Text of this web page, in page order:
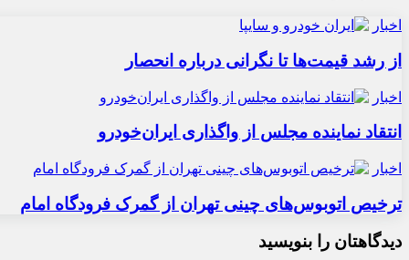
اخبار
از رشد قیمت‌ها تا نگرانی درباره انحصار
اخبار
انتقاد نماینده مجلس از واگذاری ایران‌خودرو
اخبار
ترخیص اتوبوس‌های چینی تهران از گمرک فرودگاه امام
دیدگاهتان را بنویسید